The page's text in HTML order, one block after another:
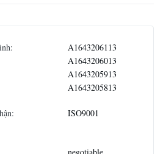
A1643206113
A1643206013
A1643205913
A1643205813
ISO9001